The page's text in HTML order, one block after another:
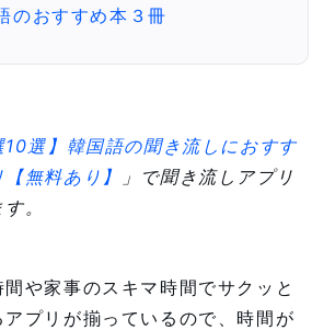
のおすすめ本３冊
10選】韓国語の聞き流しにおすす
無料あり】
」で聞き流しアプリ
。
や家事のスキマ時間でサクッと
プリが揃っているので、時間が